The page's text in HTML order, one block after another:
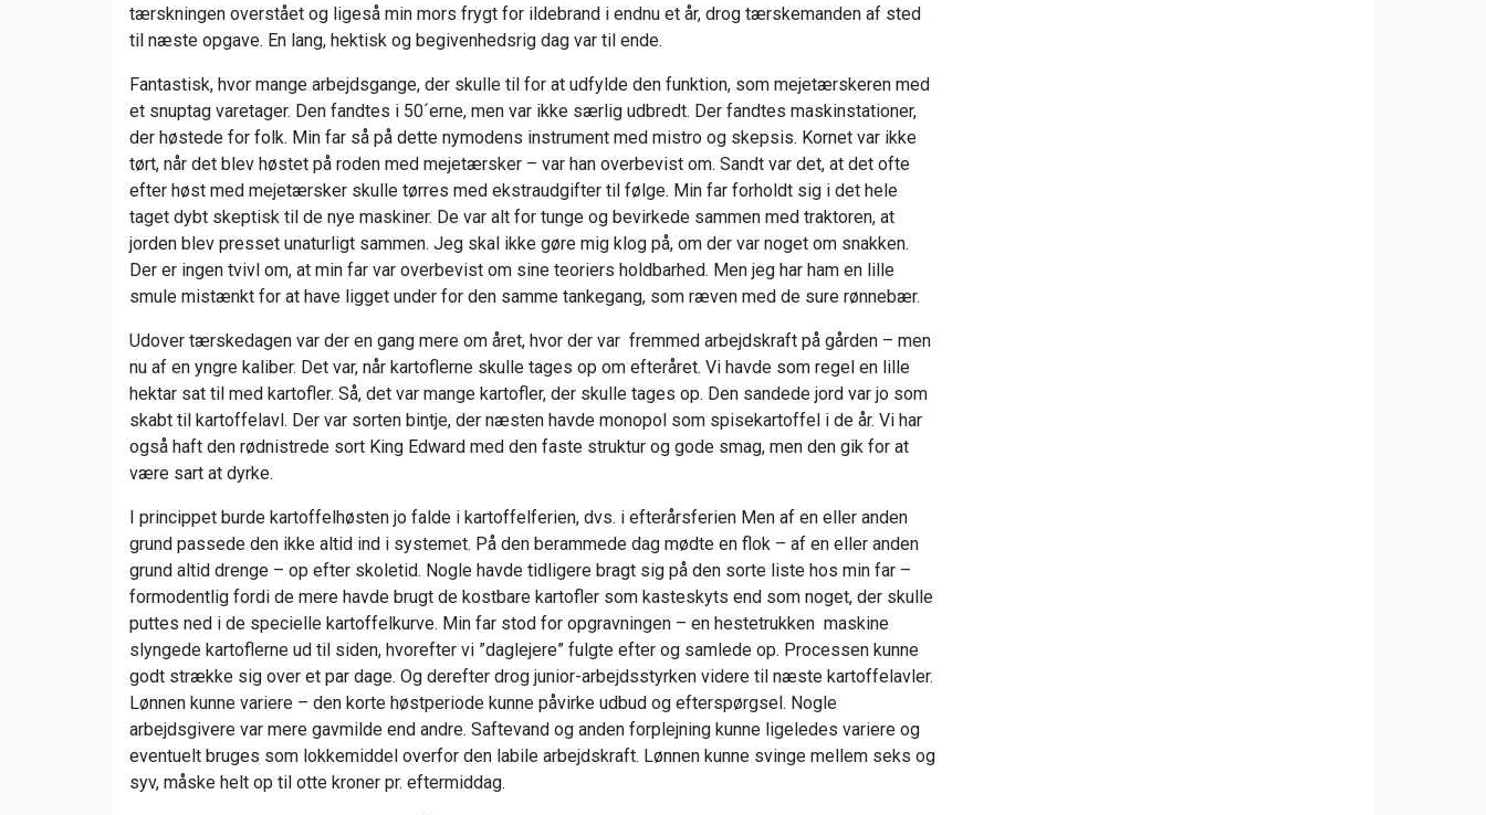
tærskningen overstået og ligeså min mors frygt for ildebrand i endnu et år, drog tærskemanden af sted
til næste opgave. En lang, hektisk og begivenhedsrig dag var til ende.
Fantastisk, hvor mange arbejdsgange, der skulle til for at udfylde den funktion, som mejetærskeren med
et snuptag varetager. Den fandtes i 50´erne, men var ikke særlig udbredt. Der fandtes maskinstationer,
der høstede for folk. Min far så på dette nymodens instrument med mistro og skepsis. Kornet var ikke
tørt, når det blev høstet på roden med mejetærsker – var han overbevist om. Sandt var det, at det ofte
efter høst med mejetærsker skulle tørres med ekstraudgifter til følge. Min far forholdt sig i det hele
taget dybt skeptisk til de nye maskiner. De var alt for tunge og bevirkede sammen med traktoren, at
jorden blev presset unaturligt sammen. Jeg skal ikke gøre mig klog på, om der var noget om snakken.
Der er ingen tvivl om, at min far var overbevist om sine teoriers holdbarhed. Men jeg har ham en lille
smule mistænkt for at have ligget under for den samme tankegang, som ræven med de sure rønnebær.
Udover tærskedagen var der en gang mere om året, hvor der var fremmed arbejdskraft på gården – men
nu af en yngre kaliber. Det var, når kartoflerne skulle tages op om efteråret. Vi havde som regel en lille
hektar sat til med kartofler. Så, det var mange kartofler, der skulle tages op. Den sandede jord var jo som
skabt til kartoffelavl. Der var sorten bintje, der næsten havde monopol som spisekartoffel i de år. Vi har
også haft den rødnistrede sort King Edward med den faste struktur og gode smag, men den gik for at
være sart at dyrke.
I princippet burde kartoffelhøsten jo falde i kartoffelferien, dvs. i efterårsferien Men af en eller anden
grund passede den ikke altid ind i systemet. På den berammede dag mødte en flok – af en eller anden
grund altid drenge – op efter skoletid. Nogle havde tidligere bragt sig på den sorte liste hos min far –
formodentlig fordi de mere havde brugt de kostbare kartofler som kasteskyts end som noget, der skulle
puttes ned i de specielle kartoffelkurve. Min far stod for opgravningen – en hestetrukken maskine
slyngede kartoflerne ud til siden, hvorefter vi ”daglejere” fulgte efter og samlede op. Processen kunne
godt strække sig over et par dage. Og derefter drog junior-arbejdsstyrken videre til næste kartoffelavler.
Lønnen kunne variere – den korte høstperiode kunne påvirke udbud og efterspørgsel. Nogle
arbejdsgivere var mere gavmilde end andre. Saftevand og anden forplejning kunne ligeledes variere og
eventuelt bruges som lokkemiddel overfor den labile arbejdskraft. Lønnen kunne svinge mellem seks og
syv, måske helt op til otte kroner pr. eftermiddag.